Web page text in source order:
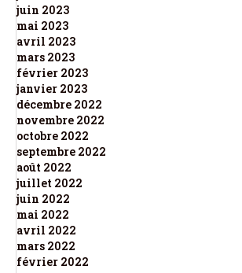
juin 2023
mai 2023
avril 2023
mars 2023
février 2023
janvier 2023
décembre 2022
novembre 2022
octobre 2022
septembre 2022
août 2022
juillet 2022
juin 2022
mai 2022
avril 2022
mars 2022
février 2022